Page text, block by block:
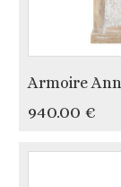
Armoire
940.00 €